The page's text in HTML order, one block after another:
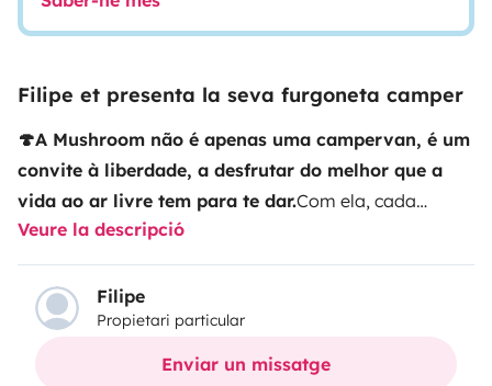
Filipe et presenta la seva furgoneta camper
🍄A Mushroom não é apenas uma campervan, é um
convite à liberdade, a desfrutar do melhor que a
vida ao ar livre tem para te dar.Com ela, cada
estrada transforma-se num novo destino e a
paisagem onde acordas pode mudar a cada dia. É
uma van compacta, acolhedora e com tudo o que
precisas para dormir confortável, cozinhar e relaxar. É
de fácil condução e foi pensada para quem procura
Veure la descripció
Filipe
Propietari particular
Enviar un missatge